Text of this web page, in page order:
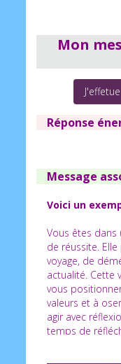
Mon
Réponse
Message
Voici un
Vous êtes
de réussite.
voyage, de
actualité. Cette
vous
valeurs et à
agir avec
temps de